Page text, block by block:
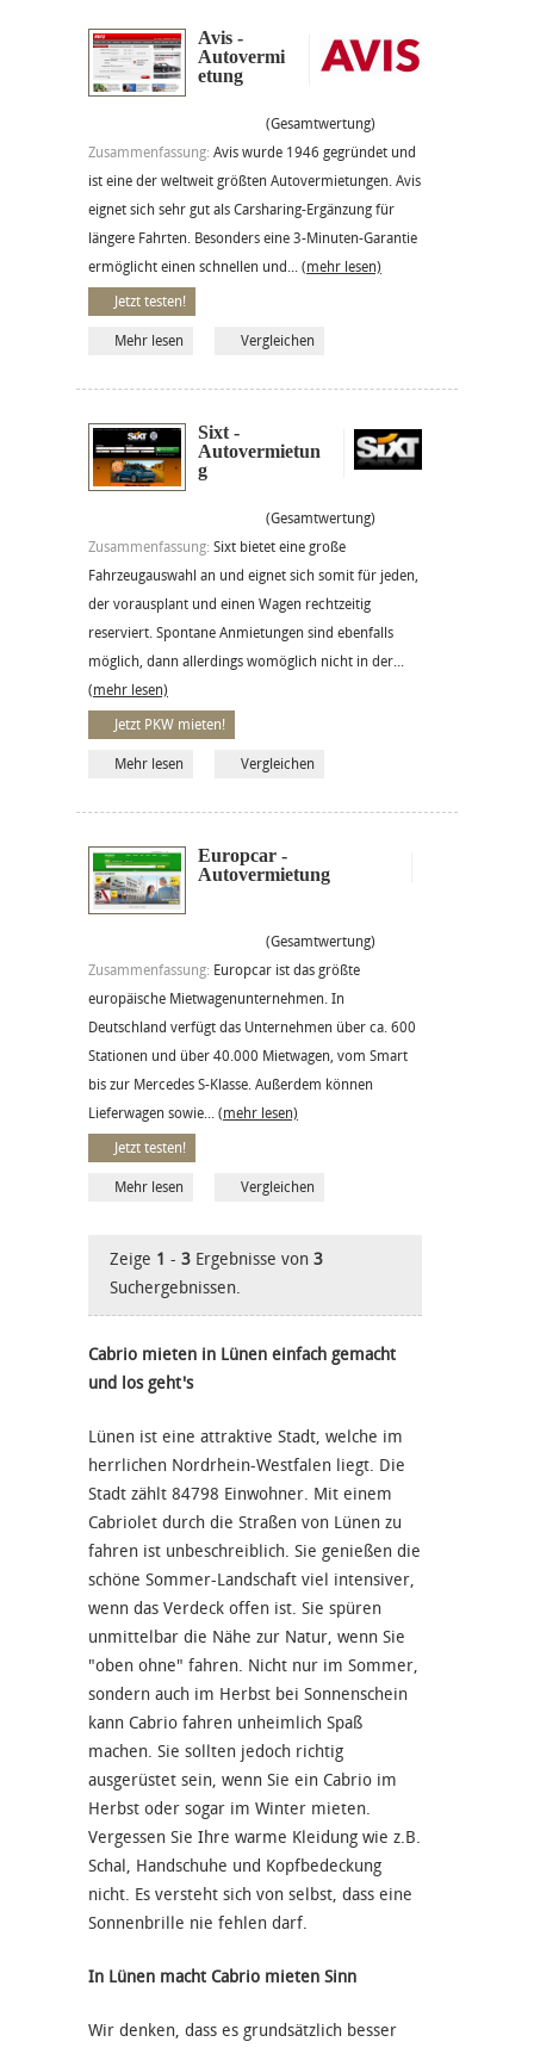
Avis -
Autovermi
etung
(Gesamtwertung)
Zusammenfassung: Avis wurde 1946 gegründet und
ist eine der weltweit größten Autovermietungen. Avis
eignet sich sehr gut als Carsharing-Ergänzung für
längere Fahrten. Besonders eine 3-Minuten-Garantie
ermöglicht einen schnellen und... (mehr lesen)
Jetzt testen!
Mehr lesen Vergleichen
Sixt -
Autovermietun
g
(Gesamtwertung)
Zusammenfassung: Sixt bietet eine große
Fahrzeugauswahl an und eignet sich somit für jeden,
der vorausplant und einen Wagen rechtzeitig
reserviert. Spontane Anmietungen sind ebenfalls
möglich, dann allerdings womöglich nicht in der...
(mehr lesen)
Jetzt PKW mieten!
Mehr lesen Vergleichen
Europcar -
Autovermietung
(Gesamtwertung)
Zusammenfassung: Europcar ist das größte
europäische Mietwagenunternehmen. In
Deutschland verfügt das Unternehmen über ca. 600
Stationen und über 40.000 Mietwagen, vom Smart
bis zur Mercedes S-Klasse. Außerdem können
Lieferwagen sowie... (mehr lesen)
Jetzt testen!
Mehr lesen Vergleichen
Zeige 1 - 3 Ergebnisse von 3
Suchergebnissen.
Cabrio mieten in Lünen einfach gemacht
und los geht's
Lünen ist eine attraktive Stadt, welche im
herrlichen Nordrhein-Westfalen liegt. Die
Stadt zählt 84798 Einwohner. Mit einem
Cabriolet durch die Straßen von Lünen zu
fahren ist unbeschreiblich. Sie genießen die
schöne Sommer-Landschaft viel intensiver,
wenn das Verdeck offen ist. Sie spüren
unmittelbar die Nähe zur Natur, wenn Sie
"oben ohne" fahren. Nicht nur im Sommer,
sondern auch im Herbst bei Sonnenschein
kann Cabrio fahren unheimlich Spaß
machen. Sie sollten jedoch richtig
ausgerüstet sein, wenn Sie ein Cabrio im
Herbst oder sogar im Winter mieten.
Vergessen Sie Ihre warme Kleidung wie z.B.
Schal, Handschuhe und Kopfbedeckung
nicht. Es versteht sich von selbst, dass eine
Sonnenbrille nie fehlen darf.
In Lünen macht Cabrio mieten Sinn
Wir denken, dass es grundsätzlich besser